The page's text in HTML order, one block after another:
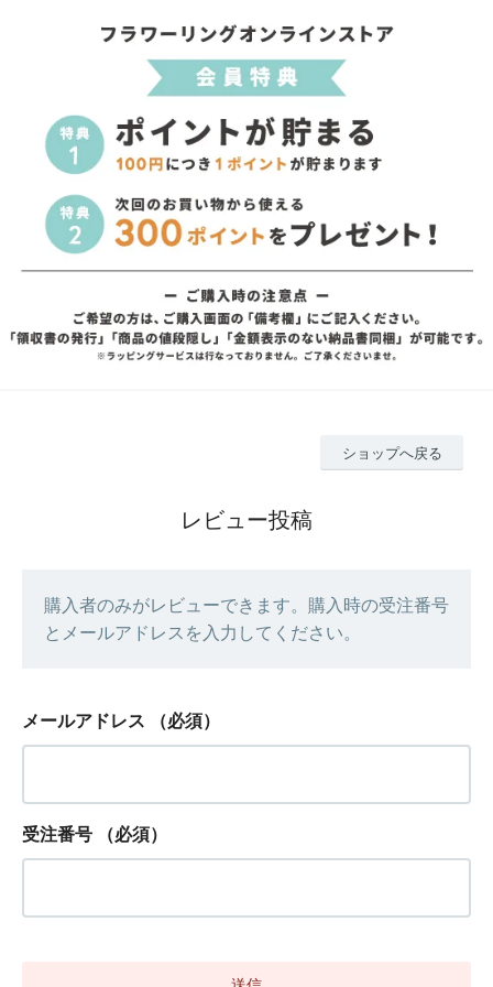
ショップへ戻る
レビュー投稿
購入者のみがレビューできます。購入時の受注番号
とメールアドレスを入力してください。
メールアドレス （必須）
受注番号 （必須）